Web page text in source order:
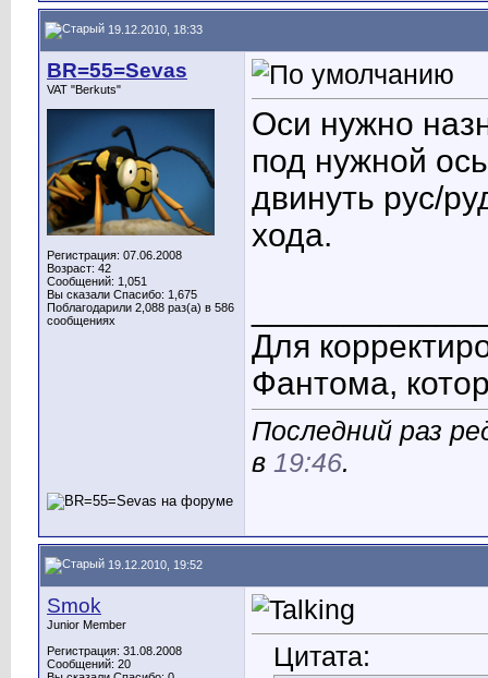
19.12.2010, 18:33
BR=55=Sevas
VAT "Berkuts"
Регистрация: 07.06.2008
Возраст: 42
Сообщений: 1,051
Вы сказали Спасибо: 1,675
Поблагодарили 2,088 раз(а) в 586
сообщениях
Оси нужно
под нужной
двинуть рус/
хода.
Для
Фантома,
Последний раз
в 19:46.
19.12.2010, 19:52
Smok
Junior Member
Регистрация: 31.08.2008
Сообщений: 20
Цитата: